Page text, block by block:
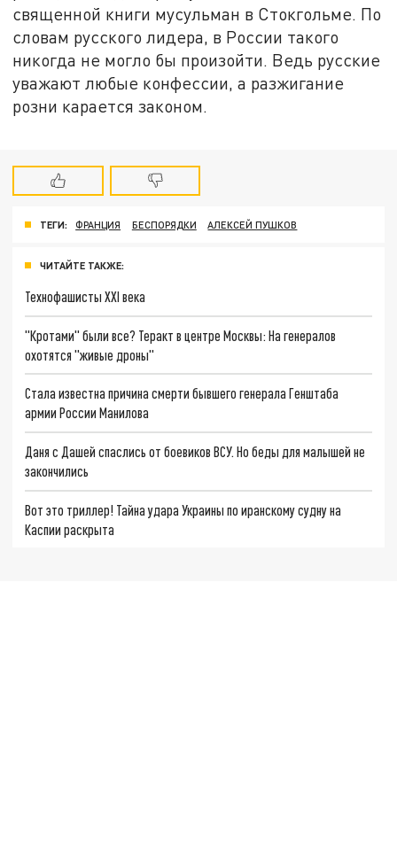
священной книги мусульман в Стокгольме. По
словам русского лидера, в России такого
никогда не могло бы произойти. Ведь русские
уважают любые конфессии, а разжигание
розни карается законом.
ТЕГИ: ФРАНЦИЯ БЕСПОРЯДКИ АЛЕКСЕЙ ПУШКОВ
ЧИТАЙТЕ ТАКЖЕ:
Технофашисты XXI века
"Кротами" были все? Теракт в центре Москвы: На генералов
охотятся "живые дроны"
Стала известна причина смерти бывшего генерала Генштаба
армии России Манилова
Даня с Дашей спаслись от боевиков ВСУ. Но беды для малышей не
закончились
Вот это триллер! Тайна удара Украины по иранскому судну на
Каспии раскрыта